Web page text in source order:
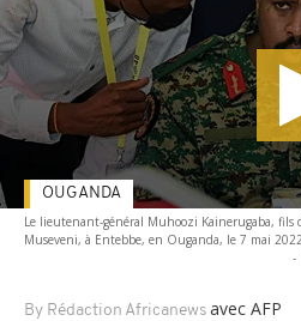
Le lieutenant-général Muhoozi Kainerugaba, fils
Museveni, à Entebbe, en Ouganda, le 7 mai
-
By Rédaction Africanews avec AFP
OUGANDA